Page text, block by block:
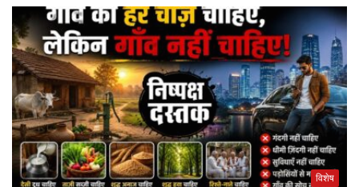
विशेष